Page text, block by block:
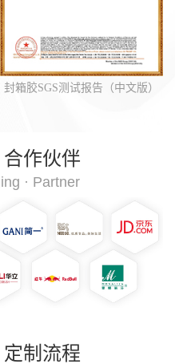
拉伸膜SGS测试报告（中文版）
合作伙伴
· Partner
定制流程